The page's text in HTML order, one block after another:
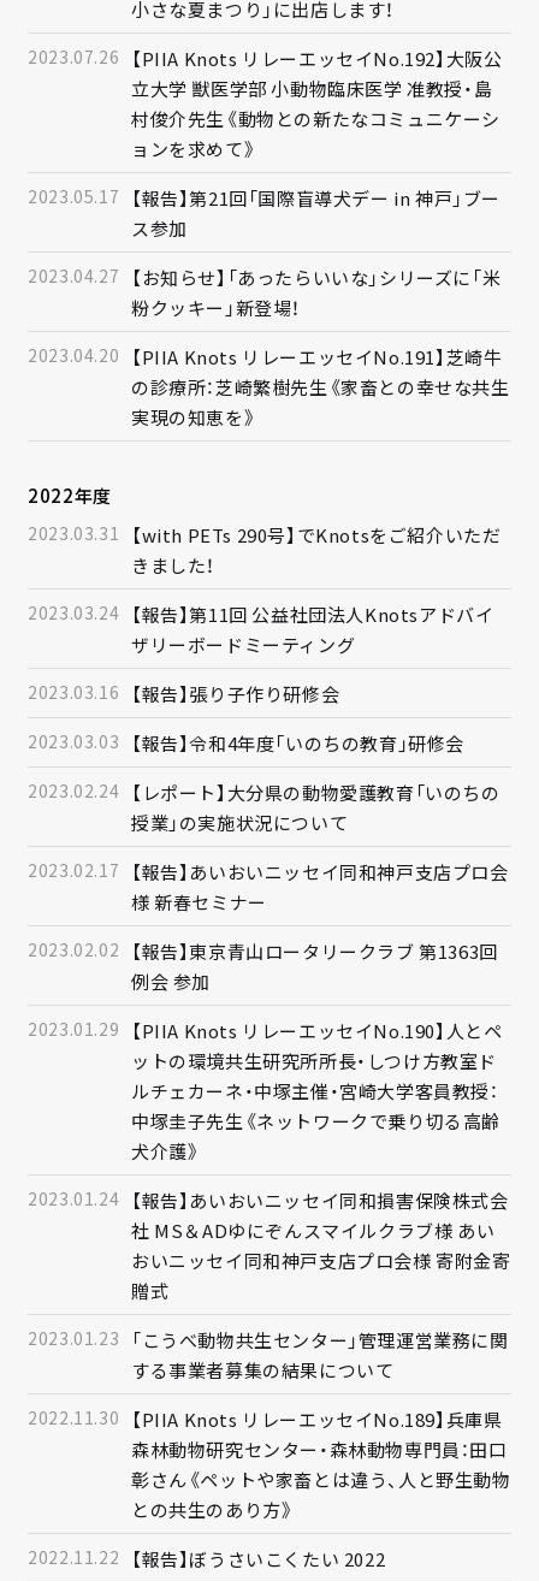
小さな夏まつり」に出店します！
2023.07.26
【PIIA Knots リレーエッセイNo.192】大阪公
立大学 獣医学部 小動物臨床医学 准教授・島
村俊介先生《動物との新たなコミュニケーシ
ョンを求めて》
2023.05.17
【報告】第21回「国際盲導犬デー in 神戸」ブー
ス参加
2023.04.27
【お知らせ】「あったらいいな」シリーズに「米
粉クッキー」新登場！
2023.04.20
【PIIA Knots リレーエッセイNo.191】芝崎牛
の診療所：芝崎繁樹先生《家畜との幸せな共生
実現の知恵を》
2022年度
2023.03.31
【with PETs 290号】でKnotsをご紹介いただ
きました！
2023.03.24
【報告】第11回 公益社団法人Knotsアドバイ
ザリーボードミーティング
2023.03.16 【報告】張り子作り研修会
2023.03.03 【報告】令和4年度「いのちの教育」研修会
2023.02.24
【レポート】大分県の動物愛護教育「いのちの
授業」の実施状況について
2023.02.17
【報告】あいおいニッセイ同和神戸支店プロ会
様 新春セミナー
2023.02.02
【報告】東京青山ロータリークラブ 第1363回
例会 参加
2023.01.29
【PIIA Knots リレーエッセイNo.190】人とペ
ットの環境共生研究所所長・しつけ方教室ド
ルチェカーネ・中塚主催・宮崎大学客員教授：
中塚圭子先生《ネットワークで乗り切る高齢
犬介護》
2023.01.24
【報告】あいおいニッセイ同和損害保険株式会
社 MS＆ADゆにぞんスマイルクラブ様 あい
おいニッセイ同和神戸支店プロ会様 寄附金寄
贈式
2023.01.23
「こうべ動物共生センター」管理運営業務に関
する事業者募集の結果について
2022.11.30
【PIIA Knots リレーエッセイNo.189】兵庫県
森林動物研究センター・森林動物専門員：田口
彰さん《ペットや家畜とは違う、人と野生動物
との共生のあり方》
2022.11.22 【報告】ぼうさいこくたい 2022